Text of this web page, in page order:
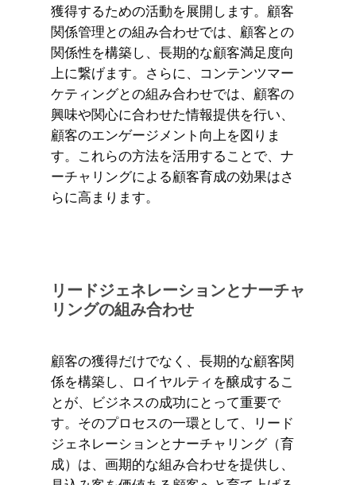
獲得するための活動を展開します。顧客
関係管理との組み合わせでは、顧客との
関係性を構築し、長期的な顧客満足度向
上に繋げます。さらに、コンテンツマー
ケティングとの組み合わせでは、顧客の
興味や関心に合わせた情報提供を行い、
顧客のエンゲージメント向上を図りま
す。これらの方法を活用することで、ナ
ーチャリングによる顧客育成の効果はさ
らに高まります。
リードジェネレーションとナーチャ
リングの組み合わせ
顧客の獲得だけでなく、長期的な顧客関
係を構築し、ロイヤルティを醸成するこ
とが、ビジネスの成功にとって重要で
す。そのプロセスの一環として、リード
ジェネレーションとナーチャリング（育
成）は、画期的な組み合わせを提供し、